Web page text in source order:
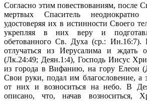
Согласно этим повествованиям, после
мертвых Спаситель неоднократно
удостоверяя их в истинности Своего
укрепляя в них веру и
обетованного Св. Духа (ср.: Ин.16:7).
отлучаться из Иерусалима и ждать
(Лк.24:49; Деян.1:4), Господь Иисус
из города в Вифанию, на гору Елеон
Свои руки, подал им благословение, а
от них и возноситься на небо. В
описано, что, начав возноситься,